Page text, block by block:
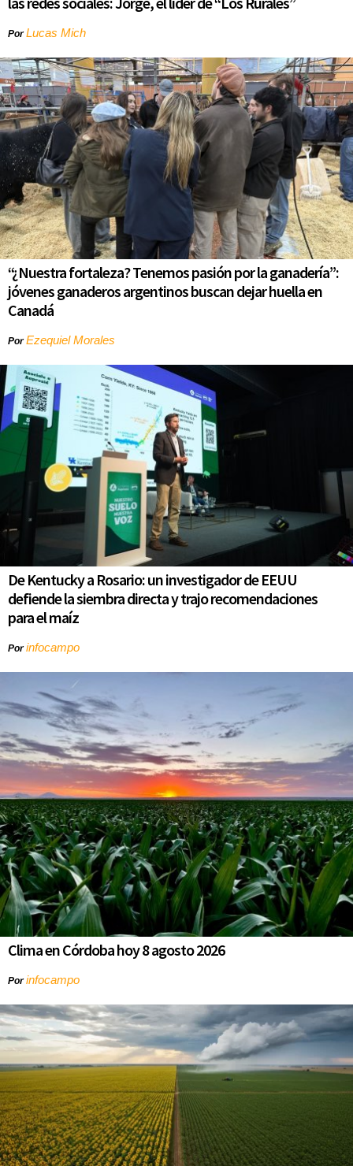
PorLucas Mich
“¿Nuestra fortaleza? Tenemos pasión por la ganadería”:
jóvenes ganaderos argentinos buscan dejar huella en
Canadá
PorEzequiel Morales
De Kentucky a Rosario: un investigador de EEUU
defiende la siembra directa y trajo recomendaciones
para el maíz
Porinfocampo
Clima en Córdoba hoy 8 agosto 2026
Porinfocampo